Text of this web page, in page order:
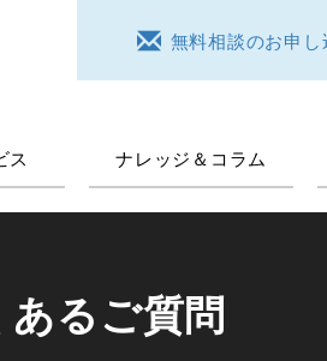
無料相談のお申し
ス ナレッジ＆コラム
あるご質問